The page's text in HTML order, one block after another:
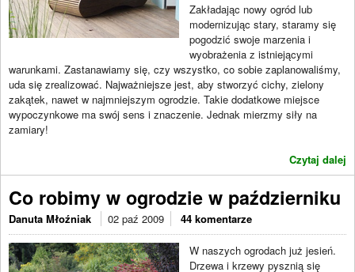
Zakładając nowy ogród lub
modernizując stary, staramy się
pogodzić swoje marzenia i
wyobrażenia z istniejącymi
warunkami. Zastanawiamy się, czy wszystko, co sobie zaplanowaliśmy,
uda się zrealizować. Najważniejsze jest, aby stworzyć cichy, zielony
zakątek, nawet w najmniejszym ogrodzie. Takie dodatkowe miejsce
wypoczynkowe ma swój sens i znaczenie. Jednak mierzmy siły na
zamiary!
Czytaj dalej
Co robimy w ogrodzie w październiku
Danuta Młoźniak 02 paź 2009 44 komentarze
W naszych ogrodach już jesień.
Drzewa i krzewy pysznią się